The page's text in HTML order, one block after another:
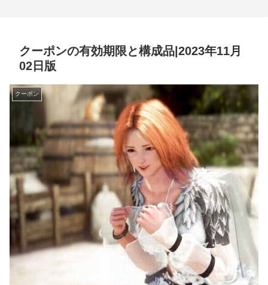
クーポンの有効期限と構成品|2023年11月
02日版
クーポン